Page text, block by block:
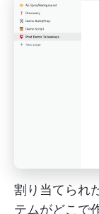
割り当てられ
テムがどこで